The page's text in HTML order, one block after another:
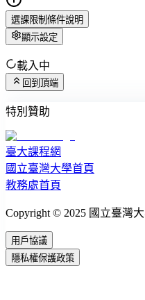
選課限制條件說明
顯示設定
載入中
回到頂端
特別贊助
臺大課程網
國立臺灣大學首頁
教務處首頁
Copyright © 2025 國立臺灣
用戶協議
隱私權保護政策